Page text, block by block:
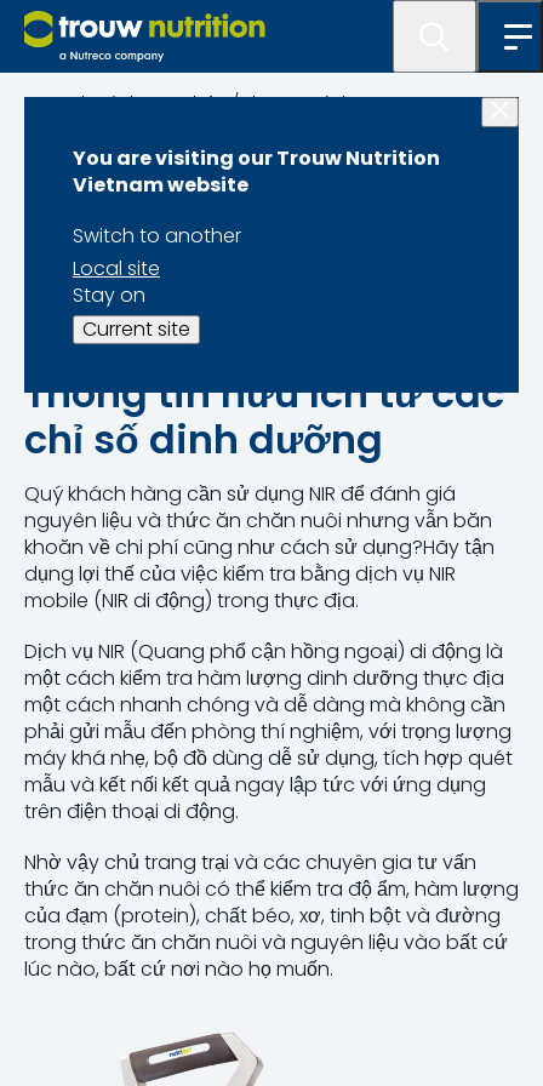
You are visiting our Trouw Nutrition
Vietnam website
Switch to another
Local site
Stay on
Current site
Danh sách Sản phẩm/Chương trình
NIR mobile (NIR di
động)
Thông tin hữu ích từ các
chỉ số dinh dưỡng
Quý khách hàng cần sử dụng NIR để đánh giá
nguyên liệu và thức ăn chăn nuôi nhưng vẫn băn
khoăn về chi phí cũng như cách sử dụng?Hãy tận
dụng lợi thế của việc kiểm tra bằng dịch vụ NIR
mobile (NIR di động) trong thực địa.
Dịch vụ NIR (Quang phổ cận hồng ngoại) di động là
một cách kiểm tra hàm lượng dinh dưỡng thực địa
một cách nhanh chóng và dễ dàng mà không cần
phải gửi mẫu đến phòng thí nghiệm, với trọng lượng
máy khá nhẹ, bộ đồ dùng dễ sử dụng, tích hợp quét
mẫu và kết nối kết quả ngay lập tức với ứng dụng
trên điện thoại di động.
Nhờ vậy chủ trang trại và các chuyên gia tư vấn
thức ăn chăn nuôi có thể kiểm tra độ ẩm, hàm lượng
của đạm (protein), chất béo, xơ, tinh bột và đường
trong thức ăn chăn nuôi và nguyên liệu vào bất cứ
lúc nào, bất cứ nơi nào họ muốn.